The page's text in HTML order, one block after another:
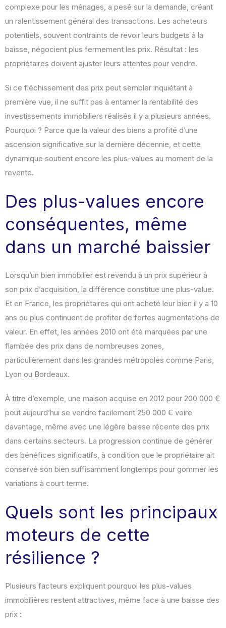
complexe pour les ménages, a pesé sur la demande, créant
un ralentissement général des transactions. Les acheteurs
potentiels, souvent contraints de revoir leurs budgets à la
baisse, négocient plus fermement les prix. Résultat : les
propriétaires doivent ajuster leurs attentes pour vendre.
Si ce fléchissement des prix peut sembler inquiétant à
première vue, il ne suffit pas à entamer la rentabilité des
investissements immobiliers réalisés il y a plusieurs années.
Pourquoi ? Parce que la valeur des biens a profité d’une
ascension significative sur la dernière décennie, et cette
dynamique soutient encore les plus-values au moment de la
revente.
Des plus-values encore
conséquentes, même
dans un marché baissier
Lorsqu’un bien immobilier est revendu à un prix supérieur à
son prix d’acquisition, la différence constitue une plus-value.
Et en France, les propriétaires qui ont acheté leur bien il y a 10
ans ou plus continuent de profiter de fortes augmentations de
valeur. En effet, les années 2010 ont été marquées par une
flambée des prix dans de nombreuses zones,
particulièrement dans les grandes métropoles comme Paris,
Lyon ou Bordeaux.
À titre d’exemple, une maison acquise en 2012 pour 200 000 €
peut aujourd’hui se vendre facilement 250 000 € voire
davantage, même avec une légère baisse récente des prix
dans certains secteurs. La progression continue de générer
des bénéfices significatifs, à condition que le propriétaire ait
conservé son bien suffisamment longtemps pour gommer les
variations à court terme.
Quels sont les principaux
moteurs de cette
résilience ?
Plusieurs facteurs expliquent pourquoi les plus-values
immobilières restent attractives, même face à une baisse des
prix :